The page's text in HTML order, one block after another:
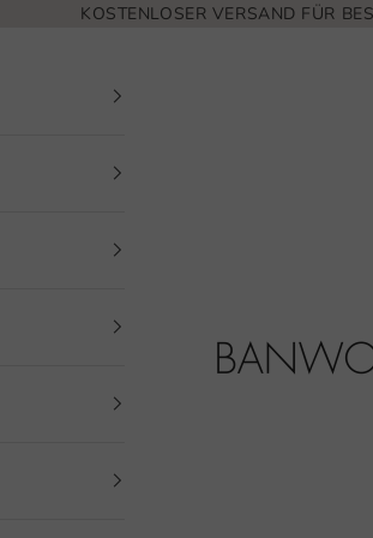
KOSTENLOSER VERSAND FÜR
Banwood EUR